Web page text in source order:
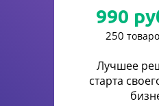
990
250
Лучшее
старта